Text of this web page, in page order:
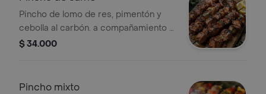
Pincho de lomo de res, pimentón y
cebolla al carbón. a compañamiento a
elegir, ensalada y salsas de la casa.
$ 34.000
Pincho mixto